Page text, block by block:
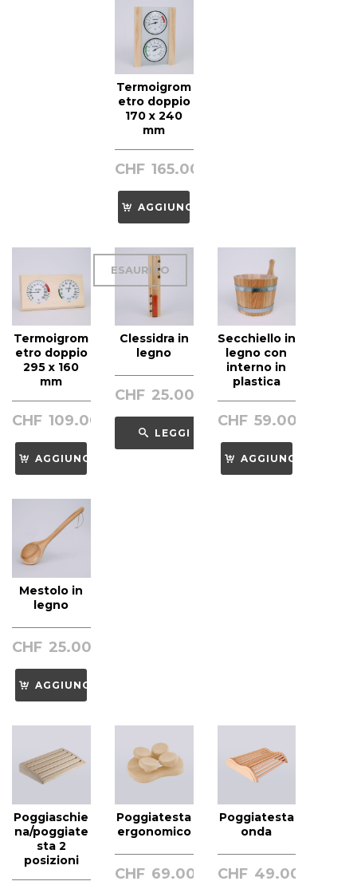
Termoigrom
etro doppio
170 x 240
mm
CHF 165.00
AGGIUNGI
Termoigrom
etro doppio
295 x 160
mm
CHF 109.00
AGGIUNGI
Clessidra in
legno
ESAURITO
CHF 25.00
LEGGI
Secchiello in
legno con
interno in
plastica
CHF 59.00
AGGIUNGI
Mestolo in
legno
CHF 25.00
AGGIUNGI
Poggiaschie
na/poggiate
sta 2
posizioni
Poggiatesta
ergonomico
CHF 69.00
Poggiatesta
onda
CHF 49.00